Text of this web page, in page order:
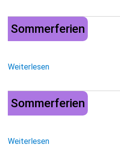
Sommerferien
Weiterlesen
Sommerferien
Weiterlesen